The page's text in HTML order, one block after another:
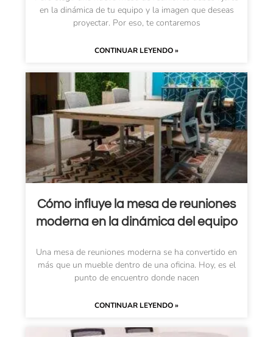
en la dinámica de tu equipo y la imagen que deseas
proyectar. Por eso, te contaremos
CONTINUAR LEYENDO »
Cómo influye la mesa de reuniones
moderna en la dinámica del equipo
Una mesa de reuniones moderna se ha convertido en
más que un mueble dentro de una oficina. Hoy, es el
punto de encuentro donde nacen
CONTINUAR LEYENDO »